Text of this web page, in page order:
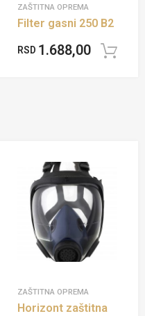
ZAŠTITNA OPREMA
Filter gasni 250 B2
RSD 1.688,00
ZAŠTITNA OPREMA
Horizont zaštitna